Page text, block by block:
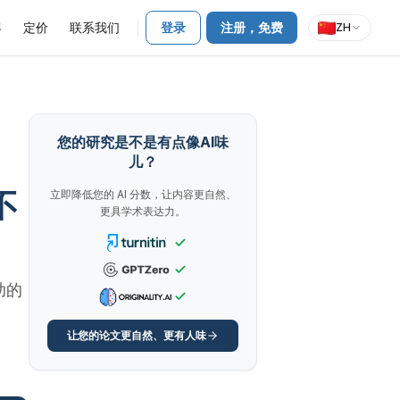
定价 联系我们 登录 注册，免费 ZH
的
您的研究是不是有点像AI味
儿？
立即降低您的 AI 分数，让内容更自然、
更具学术表达力。
让您的论文更自然、更有人味